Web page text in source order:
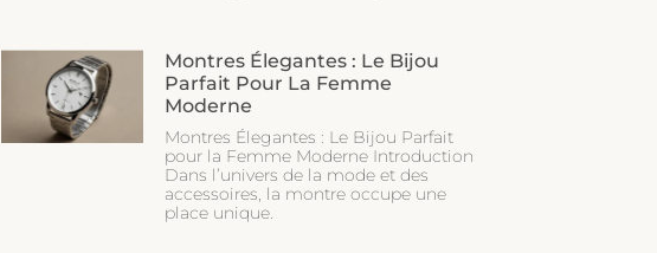
Montres Élegantes : Le Bijou
Parfait Pour La Femme
Moderne
Montres Élegantes : Le Bijou Parfait
pour la Femme Moderne Introduction
Dans l’univers de la mode et des
accessoires, la montre occupe une
place unique.